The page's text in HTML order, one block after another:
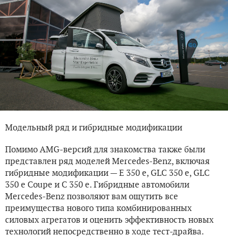
Модельный ряд и гибридные модификации
Помимо AMG-версий для знакомства также были
представлен ряд моделей Mercedes-Benz, включая
гибридные модификации — E 350 e, GLC 350 e, GLC
350 e Coupe и C 350 e. Гибридные автомобили
Mercedes-Benz позволяют вам ощутить все
преимущества нового типа комбинированных
силовых агрегатов и оценить эффективность новых
технологий непосредственно в ходе тест-драйва.